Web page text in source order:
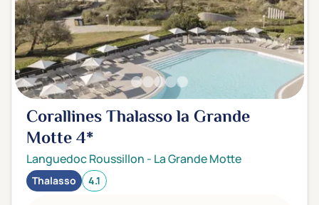
Corallines Thalasso la Grande
Motte4*
Languedoc Roussillon - La Grande Motte
Thalasso 4.1